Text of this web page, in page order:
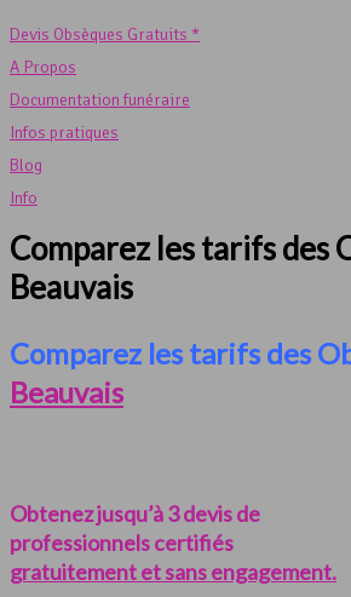
Devis Obsèques Gratuits *
A Propos
Documentation funéraire
Infos pratiques
Blog
Info
Comparez les tarifs des
Beauvais
Comparez les tarifs des
Beauvais
Obtenez jusqu’à 3 devis de
professionnels certifiés
gratuitement et sans engagement.